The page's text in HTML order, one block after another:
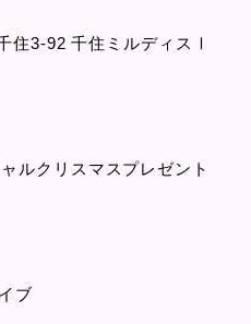
住3-92 千住ミルディスⅠ
ルクリスマスプレゼント
ブ